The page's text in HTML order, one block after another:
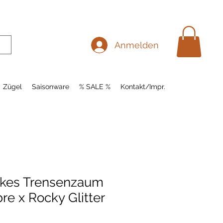
Anmelden
Zügel Saisonware % SALE % Kontakt/Impr.
Trensenzaum
x Rocky Glitter